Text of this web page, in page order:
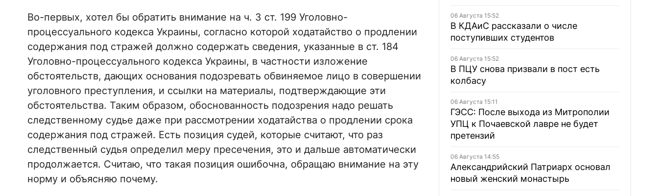
Во-первых, хотел бы обратить внимание на ч. 3 ст. 199 Уголовно-
процессуального кодекса Украины, согласно которой ходатайство о продлении
содержания под стражей должно содержать сведения, указанные в ст. 184
Уголовно-процессуального кодекса Украины, в частности изложение
обстоятельств, дающих основания подозревать обвиняемое лицо в совершении
уголовного преступления, и ссылки на материалы, подтверждающие эти
обстоятельства. Таким образом, обоснованность подозрения надо решать
следственному судье даже при рассмотрении ходатайства о продлении срока
содержания под стражей. Есть позиция судей, которые считают, что раз
следственный судья определил меру пресечения, это и дальше автоматически
продолжается. Считаю, что такая позиция ошибочна, обращаю внимание на эту
норму и объясняю почему.
06 Августа 15:52
В КДАиС рассказали о числе
поступивших студентов
06 Августа 15:52
В ПЦУ снова призвали в пост есть
колбасу
06 Августа 15:11
ГЭСС: После выхода из Митрополии
УПЦ к Почаевской лавре не будет
претензий
06 Августа 14:55
Александрийский Патриарх основал
новый женский монастырь